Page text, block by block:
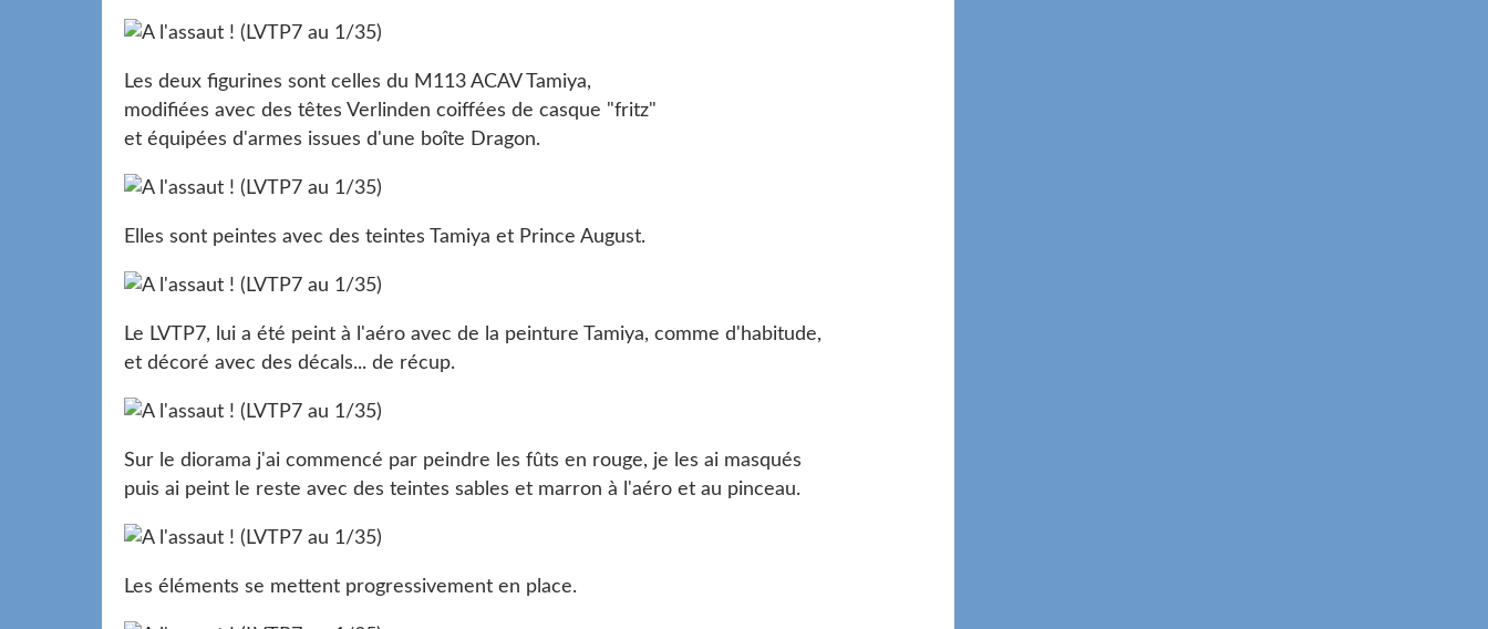
Les deux figurines sont celles du M113 ACAV Tamiya,
modifiées avec des têtes Verlinden coiffées de casque "fritz"
et équipées d'armes issues d'une boîte Dragon.
Elles sont peintes avec des teintes Tamiya et Prince August.
Le LVTP7, lui a été peint à l'aéro avec de la peinture Tamiya, comme d'habitude,
et décoré avec des décals... de récup.
Sur le diorama j'ai commencé par peindre les fûts en rouge, je les ai masqués
puis ai peint le reste avec des teintes sables et marron à l'aéro et au pinceau.
Les éléments se mettent progressivement en place.